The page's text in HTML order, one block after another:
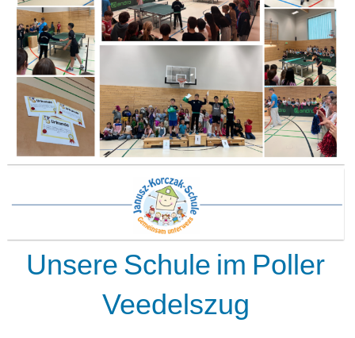
Unsere Schule im Poller
Veedelszug